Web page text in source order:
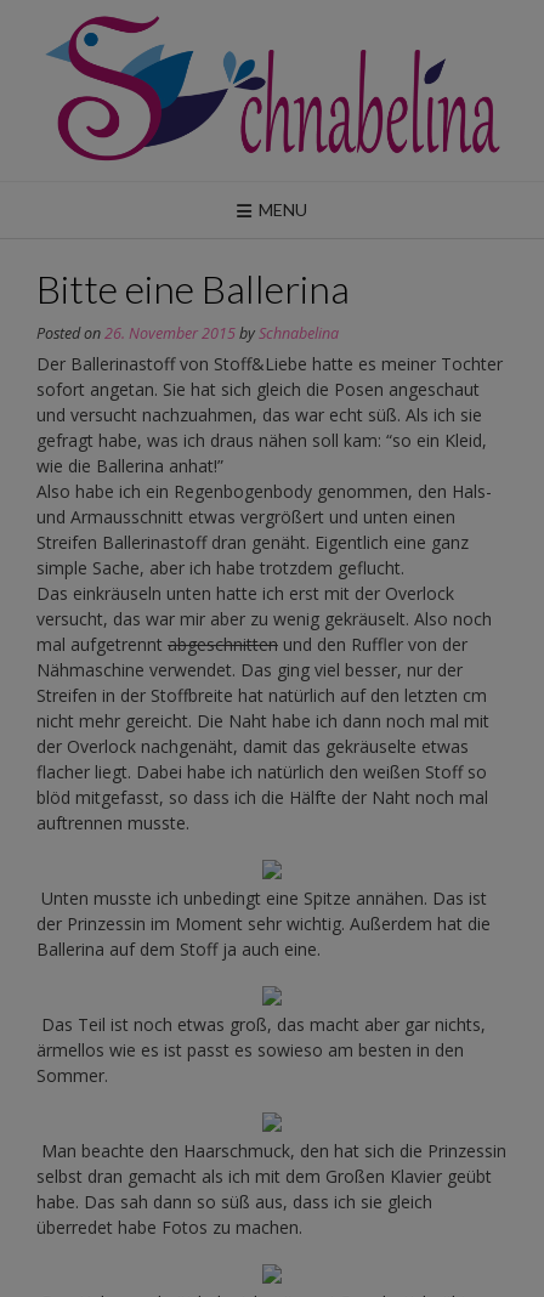
content
MENU
Bitte eine Ballerina
Posted on26. November 2015bySchnabelina
Der Ballerinastoff von Stoff&Liebe hatte es meiner Tochter
sofort angetan. Sie hat sich gleich die Posen angeschaut
und versucht nachzuahmen, das war echt süß. Als ich sie
gefragt habe, was ich draus nähen soll kam: “so ein Kleid,
wie die Ballerina anhat!”
Also habe ich ein Regenbogenbody genommen, den Hals-
und Armausschnitt etwas vergrößert und unten einen
Streifen Ballerinastoff dran genäht. Eigentlich eine ganz
simple Sache, aber ich habe trotzdem geflucht.
Das einkräuseln unten hatte ich erst mit der Overlock
versucht, das war mir aber zu wenig gekräuselt. Also noch
mal aufgetrennt abgeschnitten und den Ruffler von der
Nähmaschine verwendet. Das ging viel besser, nur der
Streifen in der Stoffbreite hat natürlich auf den letzten cm
nicht mehr gereicht. Die Naht habe ich dann noch mal mit
der Overlock nachgenäht, damit das gekräuselte etwas
flacher liegt. Dabei habe ich natürlich den weißen Stoff so
blöd mitgefasst, so dass ich die Hälfte der Naht noch mal
auftrennen musste.
Unten musste ich unbedingt eine Spitze annähen. Das ist
der Prinzessin im Moment sehr wichtig. Außerdem hat die
Ballerina auf dem Stoff ja auch eine.
Das Teil ist noch etwas groß, das macht aber gar nichts,
ärmellos wie es ist passt es sowieso am besten in den
Sommer.
Man beachte den Haarschmuck, den hat sich die Prinzessin
selbst dran gemacht als ich mit dem Großen Klavier geübt
habe. Das sah dann so süß aus, dass ich sie gleich
überredet habe Fotos zu machen.